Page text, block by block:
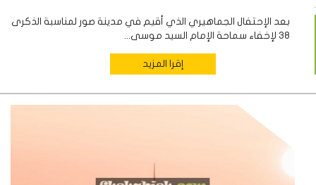
بعد الإحتفال الجماهيري الذي أقيم في مدينة صور لمناسبة الذكرى
38 لإخفاء سماحة الإمام السيد موسى...
إقرا المزيد